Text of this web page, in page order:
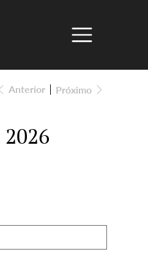
Anterior Próximo